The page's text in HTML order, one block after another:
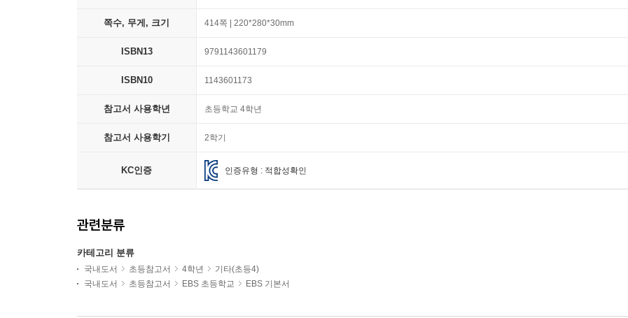
쪽수, 무게, 크기 414쪽 | 220*280*30mm
ISBN13 9791143601179
ISBN10 1143601173
참고서 사용학년 초등학교 4학년
참고서 사용학기 2학기
KC인증 인증유형 : 적합성확인
관련분류
카테고리 분류
국내도서 초등참고서 4학년
기타(초등4)
국내도서
초등참고서 EBS 초등학교 EBS 기본서